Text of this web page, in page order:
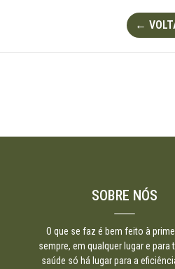
←
SOBRE NÓS
O que se faz é bem feito à
sempre, em qualquer lugar e para
saúde só há lugar para a